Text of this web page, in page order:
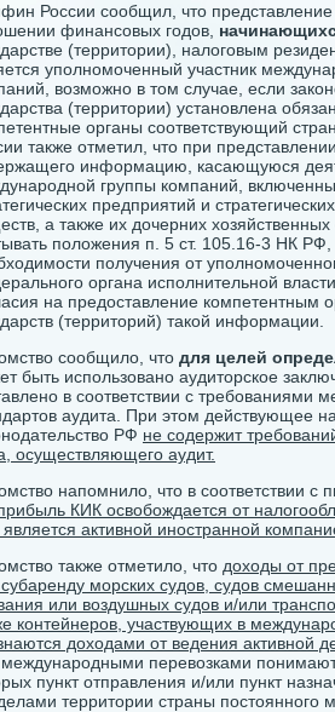
России сообщил, что представление
финансовых годов,
(территории), налоговым
уполномоченный участник
возможно в том случае, если
(территории) установлена
органы соответствующий
также отметил, что при
информацию, касающуюся
группы компаний,
предприятий и
а также их дочерних
положения п. 5 ст. 105.16-3 НК
получения от
органа исполнительной
на предоставление компетентным
(территорий) такой информации.
сообщило, что для целей
быть использовано аудиторское
в соответствии с требованиями
аудита. При этом действующее
РФ не содержит
осуществляющего аудит.
напомнило, что в соответствии с
КИК освобождается от
активной иностранной
также отметило, что доходы от
морских судов, судов
или воздушных судов и/или
контейнеров, участвующих в
доходами от ведения активной
перевозками
пункт отправления и/или пункт
территории страны постоянного